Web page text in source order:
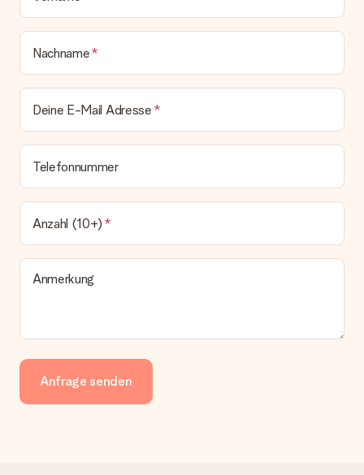
Nachname
Deine E-Mail Adresse
Telefonnummer
Anzahl (10+)
Anmerkung
Anfrage senden